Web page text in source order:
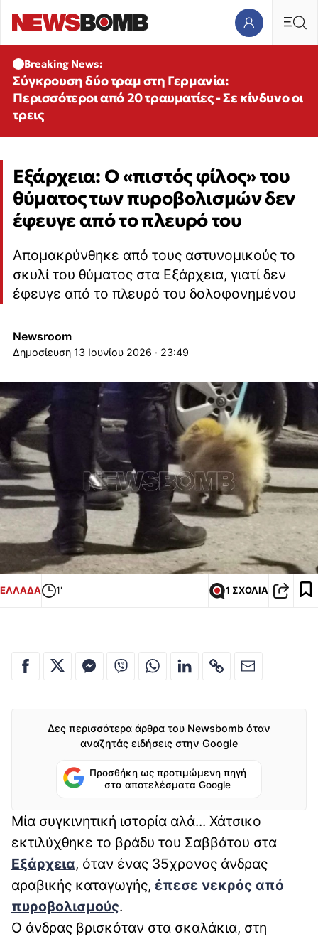
Breaking News:
Σύγκρουση δύο τραμ στη Γερμανία:
Περισσότεροι από 20 τραυματίες - Σε κίνδυνο οι
τρεις
Εξάρχεια: Ο «πιστός φίλος» του
θύματος των πυροβολισμών δεν
έφευγε από το πλευρό του
Απομακρύνθηκε από τους αστυνομικούς το
σκυλί του θύματος στα Εξάρχεια, γιατί δεν
έφευγε από το πλευρό του δολοφονημένου
Newsroom
13 Ιουνίου 2026 · 23:49
ΕΛΛΑΔΑ 1' 1 ΣΧΟΛΙΑ
Δες περισσότερα άρθρα του Newsbomb όταν
αναζητάς ειδήσεις στην Google
Προσθήκη ως προτιμώμενη πηγή
στα αποτελέσματα Google
Μία συγκινητική ιστορία αλά... Χάτσικο
εκτιλύχθηκε το βράδυ του Σαββάτου στα
Εξάρχεια, όταν ένας 35χρονος άνδρας
αραβικής καταγωγής, έπεσε νεκρός από
πυροβολισμούς.
Ο άνδρας βρισκόταν στα σκαλάκια, στη